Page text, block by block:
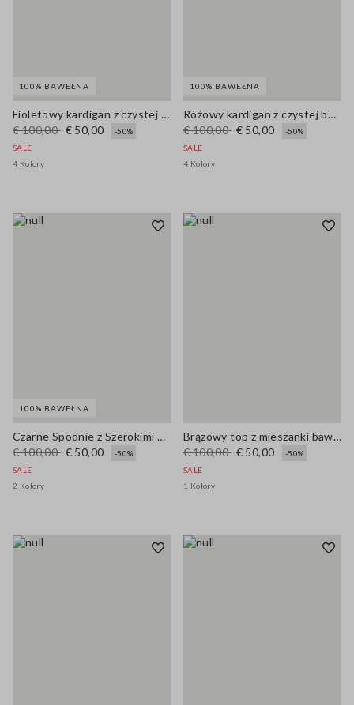
100% BAWEŁNA
Fioletowy kardigan z czystej bawełny w regularnym kroju z guzikami
€ 100,00 € 50,00
-50%
SALE
4 Kolory
100% BAWEŁNA
Różowy kardigan z czystej bawełny regularnego kroju z guzikami
€ 100,00 € 50,00
-50%
SALE
4 Kolory
100% BAWEŁNA
Czarne Spodnie z Szerokimi Nogawkami z Czystej Bawełny
€ 100,00 € 50,00
-50%
SALE
2 Kolory
Brązowy top z mieszanki bawełny o regularnym kroju z haftem
€ 100,00 € 50,00
-50%
SALE
1 Kolory